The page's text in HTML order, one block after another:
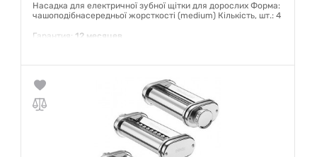
Насадка для електричної зубної щітки для дорослих Форма:
чашоподібнасередньої жорсткості (medium) Кількість, шт.: 4
Гарантия: 12 месяцев